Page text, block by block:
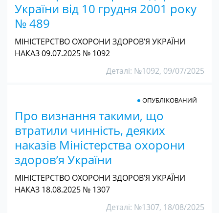
України від 10 грудня 2001 року
№ 489
МІНІСТЕРСТВО ОХОРОНИ ЗДОРОВ’Я УКРАЇНИ
НАКАЗ 09.07.2025 № 1092
Деталі: №1092, 09/07/2025
Про визнання такими, що
втратили чинність, деяких
наказів Міністерства охорони
здоров’я України
ОПУБЛІКОВАНИЙ
МІНІСТЕРСТВО ОХОРОНИ ЗДОРОВ’Я УКРАЇНИ
НАКАЗ 18.08.2025 № 1307
Деталі: №1307, 18/08/2025